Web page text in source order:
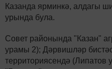
Казанда ярминкә, алдагы
урында була.
Совет районында "Казан"
урамы 2); Дәрвишләр
территориясендә